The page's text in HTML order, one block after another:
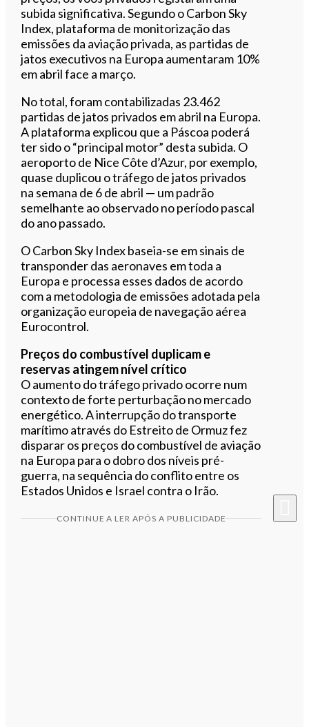
subida significativa. Segundo o Carbon Sky
Index, plataforma de monitorização das
emissões da aviação privada, as partidas de
jatos executivos na Europa aumentaram 10%
em abril face a março.
No total, foram contabilizadas 23.462
partidas de jatos privados em abril na Europa.
A plataforma explicou que a Páscoa poderá
ter sido o “principal motor” desta subida. O
aeroporto de Nice Côte d’Azur, por exemplo,
quase duplicou o tráfego de jatos privados
na semana de 6 de abril — um padrão
semelhante ao observado no período pascal
do ano passado.
O Carbon Sky Index baseia-se em sinais de
transponder das aeronaves em toda a
Europa e processa esses dados de acordo
com a metodologia de emissões adotada pela
organização europeia de navegação aérea
Eurocontrol.
Preços do combustível duplicam e
reservas atingem nível crítico
O aumento do tráfego privado ocorre num
contexto de forte perturbação no mercado
energético. A interrupção do transporte
marítimo através do Estreito de Ormuz fez
disparar os preços do combustível de aviação
na Europa para o dobro dos níveis pré-
guerra, na sequência do conflito entre os
Estados Unidos e Israel contra o Irão.
CONTINUE A LER APÓS A PUBLICIDADE